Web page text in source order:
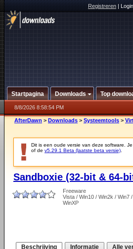
Registreren|
Startpagina Downloads Top
8/8/2026 8:58:54 PM
AfterDawn > Downloads > Systeemtools >
Dit is een oude versie van deze software.
of de v5.29.1 Beta (laatste beta versie)
Sandboxie (32-bit & 64-
Freeware
Vista / Win10 / Win2k / Win7
WinXP
Beschrijving Informatie Alle